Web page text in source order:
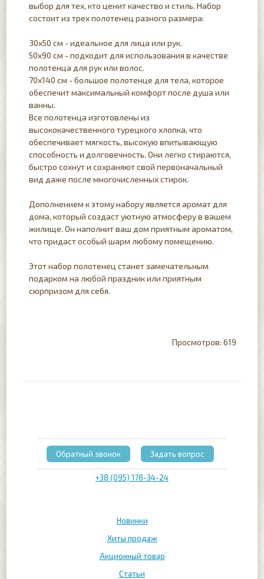
выбор для тех, кто ценит качество и стиль. Набор
состоит из трех полотенец разного размера:
30x50 см - идеальное для лица или рук.
50x90 см - подходит для использования в качестве
полотенца для рук или волос.
70x140 см - большое полотенце для тела, которое
обеспечит максимальный комфорт после душа или
ванны.
Все полотенца изготовлены из
высококачественного турецкого хлопка, что
обеспечивает мягкость, высокую впитывающую
способность и долговечность. Они легко стираются,
быстро сохнут и сохраняют свой первоначальный
вид даже после многочисленных стирок.
Дополнением к этому набору является аромат для
дома, который создаст уютную атмосферу в вашем
жилище. Он наполнит ваш дом приятным ароматом,
что придаст особый шарм любому помещению.
Этот набор полотенец станет замечательным
подарком на любой праздник или приятным
сюрпризом для себя.
619
Новинки
Хиты продаж
Акционный товар
Статьи
+38 (095) 178-34-24
Обратный звонок Задать вопрос